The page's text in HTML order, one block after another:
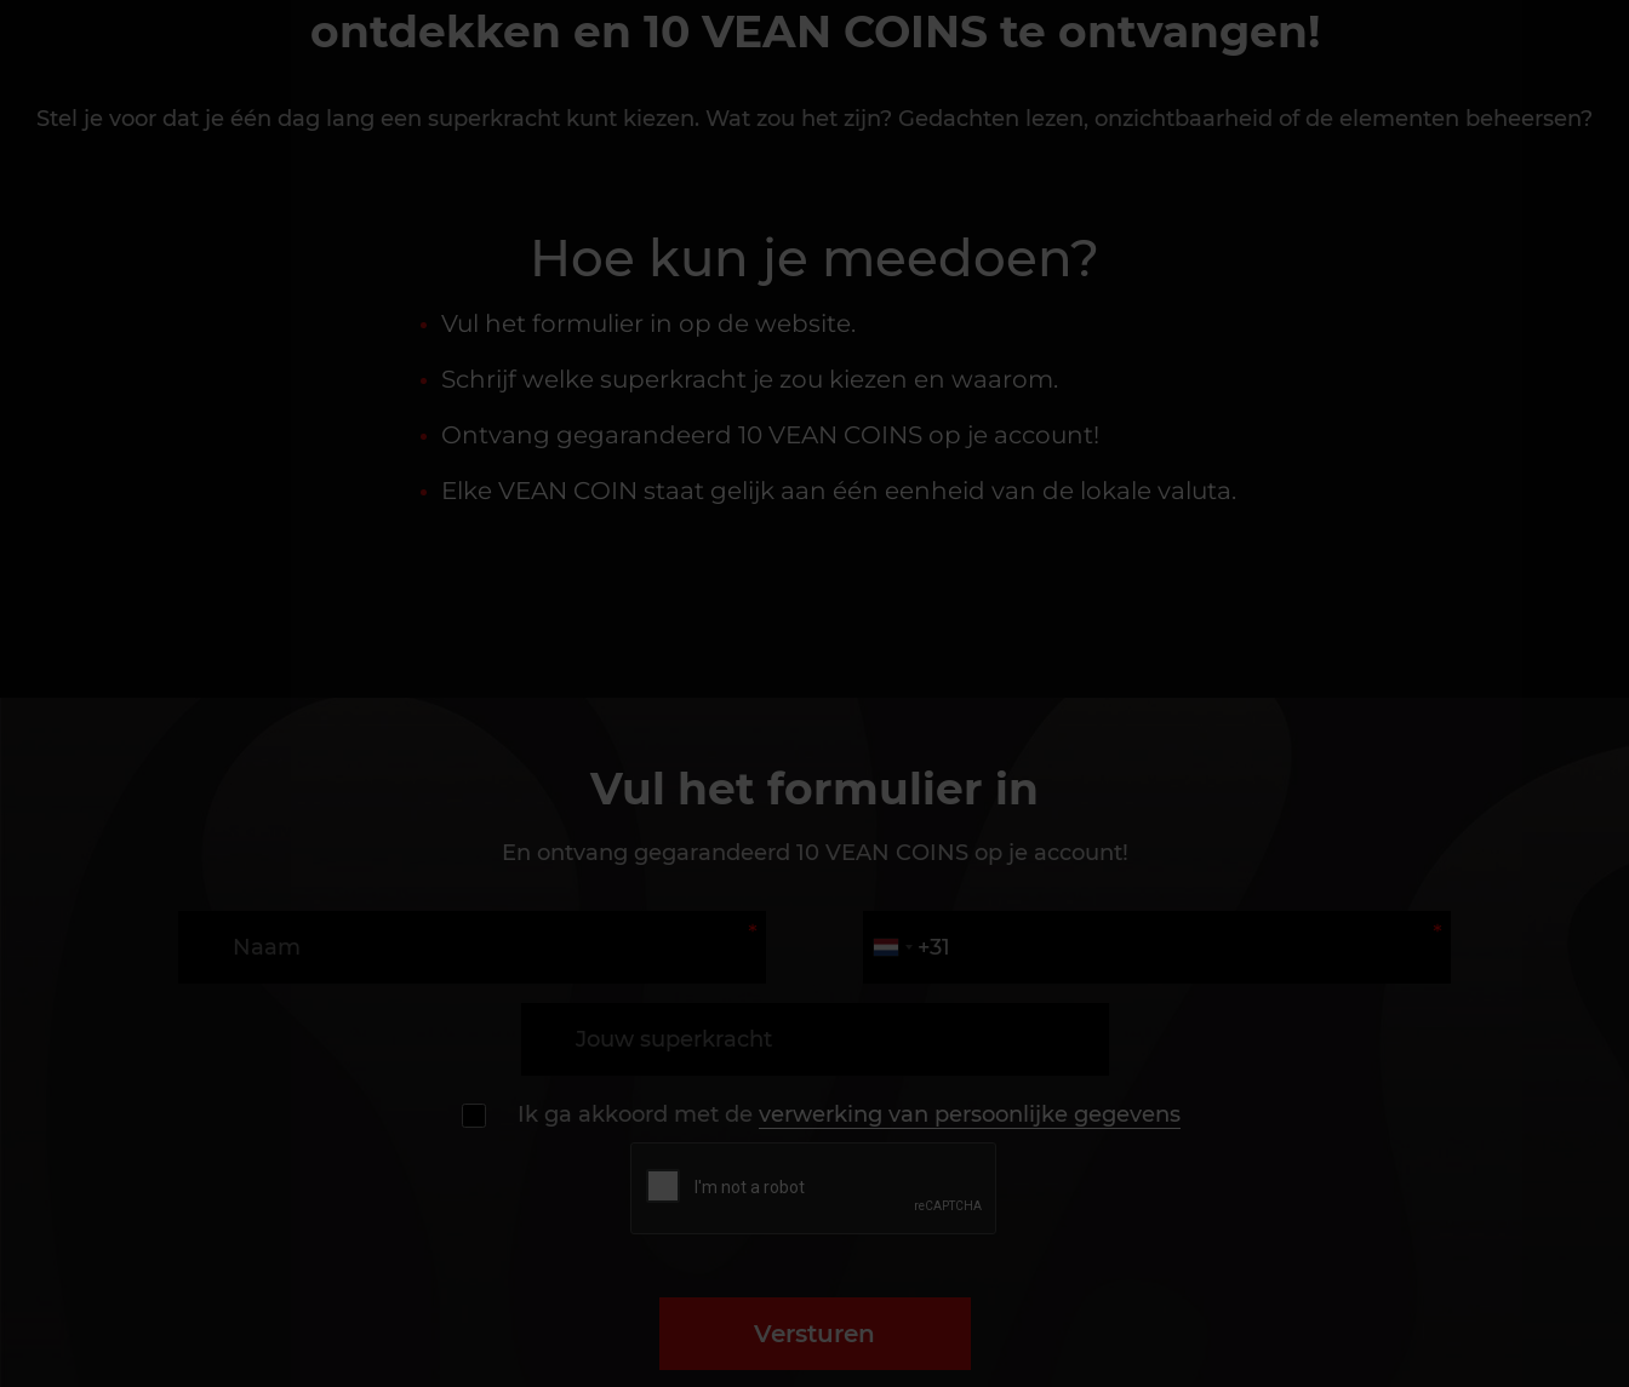
ontdekken en 10 VEAN COINS te ontvangen!
Stel je voor dat je één dag lang een superkracht kunt kiezen. Wat zou het zijn? Gedachten lezen, onzichtbaarheid of de elementen beheersen?
Hoe kun je meedoen?
Vul het formulier in op de website.
Schrijf welke superkracht je zou kiezen en waarom.
Ontvang gegarandeerd 10 VEAN COINS op je account!
Elke VEAN COIN staat gelijk aan één eenheid van de lokale valuta.
Vul het formulier in
En ontvang gegarandeerd 10 VEAN COINS op je account!
Ik ga akkoord met de verwerking van persoonlijke gegevens
Versturen